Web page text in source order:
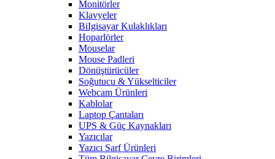
Monitörler
Klavyeler
BiIgisayar Kulaklıkları
Hoparlörler
Mouselar
Mouse Padleri
Dönüştürücüler
Soğutucu & Yükselticiler
Webcam Ürünleri
Kablolar
Laptop Çantaları
UPS & Güç Kaynakları
Yazıcılar
Yazıcı Sarf Ürünleri